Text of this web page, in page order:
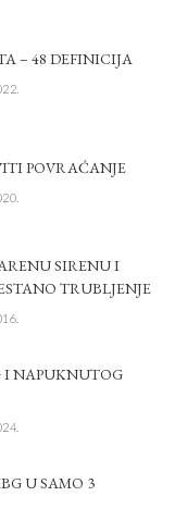
– 48 DEFINICIJA
POVRAĆANJE
SIRENU I
TRUBLJENJE
I NAPUKNUTOG
U SAMO 3